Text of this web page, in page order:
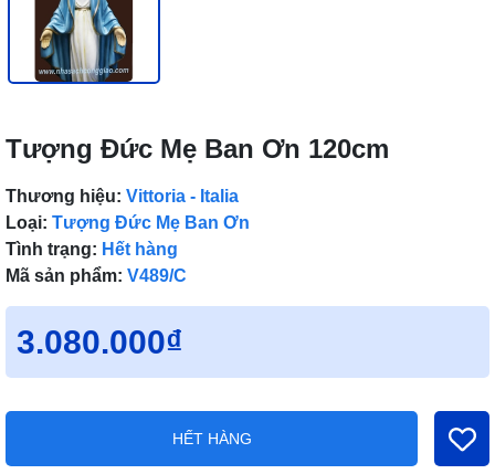
Tượng Đức Mẹ Ban Ơn 120cm
Thương hiệu: Vittoria - Italia
Loại: Tượng Đức Mẹ Ban Ơn
Tình trạng: Hết hàng
Mã sản phẩm: V489/C
3.080.000₫
HẾT HÀNG